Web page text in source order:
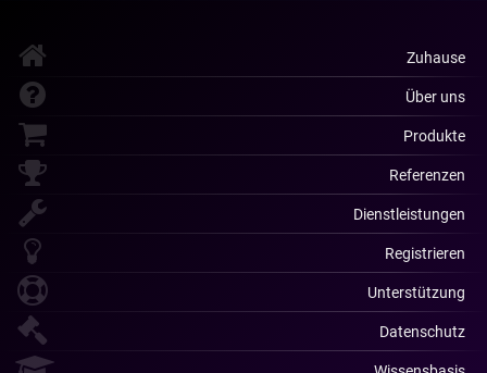
Zuhause
Über uns
Produkte
Referenzen
Dienstleistungen
Registrieren
Unterstützung
Datenschutz